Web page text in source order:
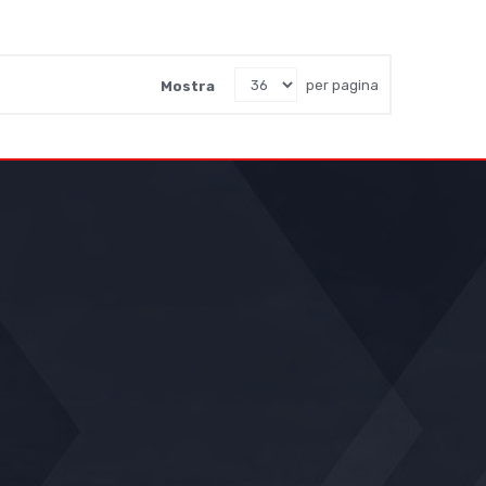
Mostra per pagina